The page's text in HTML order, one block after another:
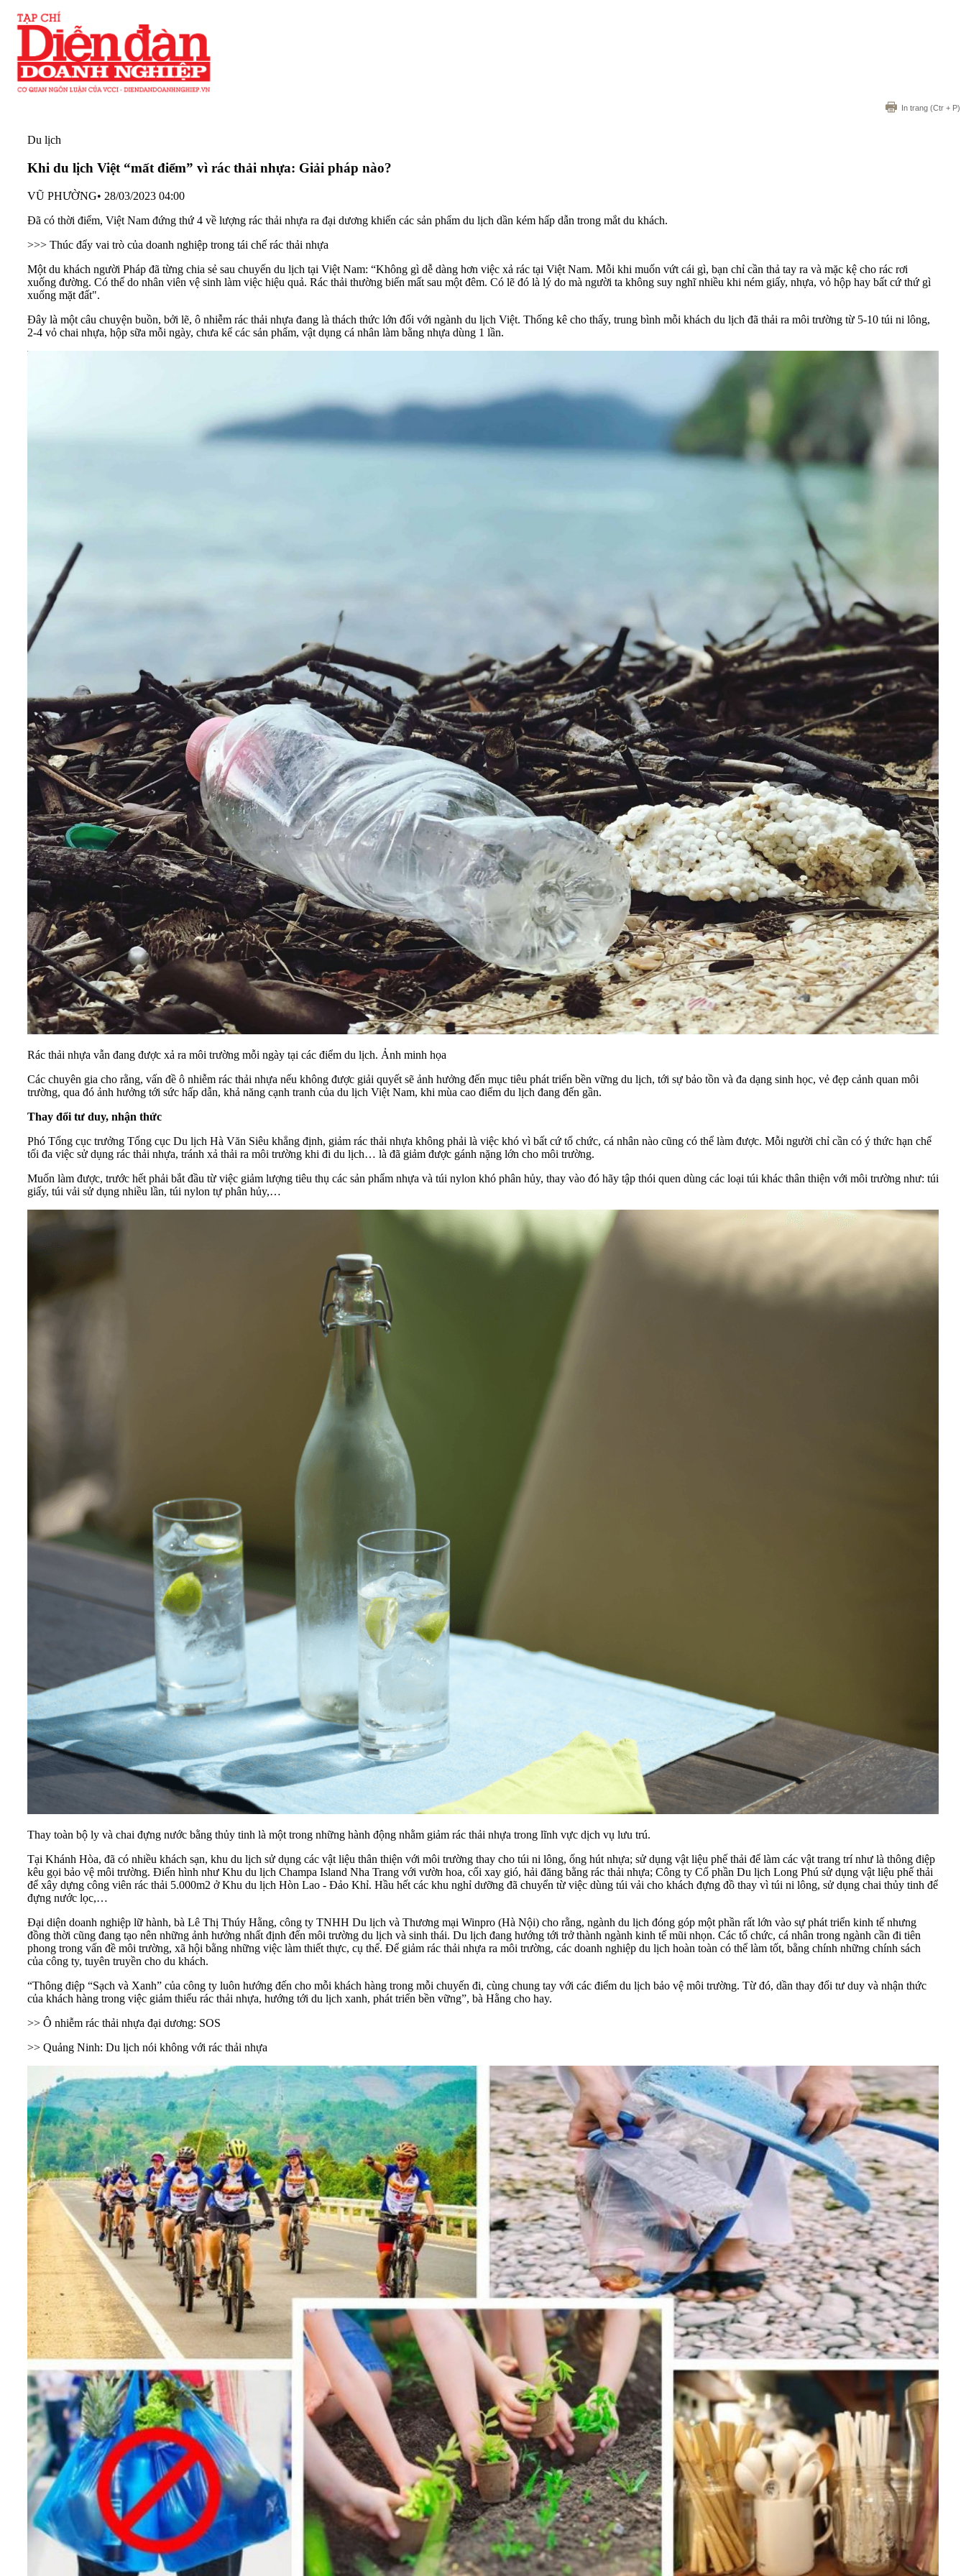
In trang (Ctr + P)
Du lịch
Khi du lịch Việt “mất điểm” vì rác thải nhựa: Giải pháp nào?
VŨ PHƯỜNG• 28/03/2023 04:00
Đã có thời điểm, Việt Nam đứng thứ 4 về lượng rác thải nhựa ra đại dương khiến các sản phẩm du lịch dần kém hấp dẫn trong mắt du khách.
>>> Thúc đẩy vai trò của doanh nghiệp trong tái chế rác thải nhựa
Một du khách người Pháp đã từng chia sẻ sau chuyến du lịch tại Việt Nam: “Không gì dễ dàng hơn việc xả rác tại Việt Nam. Mỗi khi muốn vứt cái gì, bạn chỉ cần thả tay ra và mặc kệ cho rác rơi
xuống đường. Có thể do nhân viên vệ sinh làm việc hiệu quả. Rác thải thường biến mất sau một đêm. Có lẽ đó là lý do mà người ta không suy nghĩ nhiều khi ném giấy, nhựa, vỏ hộp hay bất cứ thứ gì
xuống mặt đất".
Đây là một câu chuyện buồn, bởi lẽ, ô nhiễm rác thải nhựa đang là thách thức lớn đối với ngành du lịch Việt. Thống kê cho thấy, trung bình mỗi khách du lịch đã thải ra môi trường từ 5-10 túi ni lông,
2-4 vỏ chai nhựa, hộp sữa mỗi ngày, chưa kể các sản phẩm, vật dụng cá nhân làm bằng nhựa dùng 1 lần.
Rác thải nhựa vẫn đang được xả ra môi trường mỗi ngày tại các điểm du lịch. Ảnh minh họa
Các chuyên gia cho rằng, vấn đề ô nhiễm rác thải nhựa nếu không được giải quyết sẽ ảnh hưởng đến mục tiêu phát triển bền vững du lịch, tới sự bảo tồn và đa dạng sinh học, vẻ đẹp cảnh quan môi
trường, qua đó ảnh hưởng tới sức hấp dẫn, khả năng cạnh tranh của du lịch Việt Nam, khi mùa cao điểm du lịch đang đến gần.
Thay đổi tư duy, nhận thức
Phó Tổng cục trưởng Tổng cục Du lịch Hà Văn Siêu khẳng định, giảm rác thải nhựa không phải là việc khó vì bất cứ tổ chức, cá nhân nào cũng có thể làm được. Mỗi người chỉ cần có ý thức hạn chế
tối đa việc sử dụng rác thải nhựa, tránh xả thải ra môi trường khi đi du lịch… là đã giảm được gánh nặng lớn cho môi trường.
Muốn làm được, trước hết phải bắt đầu từ việc giảm lượng tiêu thụ các sản phẩm nhựa và túi nylon khó phân hủy, thay vào đó hãy tập thói quen dùng các loại túi khác thân thiện với môi trường như: túi
giấy, túi vải sử dụng nhiều lần, túi nylon tự phân hủy,…
Thay toàn bộ ly và chai đựng nước bằng thủy tinh là một trong những hành động nhằm giảm rác thải nhựa trong lĩnh vực dịch vụ lưu trú.
Tại Khánh Hòa, đã có nhiều khách sạn, khu du lịch sử dụng các vật liệu thân thiện với môi trường thay cho túi ni lông, ống hút nhựa; sử dụng vật liệu phế thải để làm các vật trang trí như là thông điệp
kêu gọi bảo vệ môi trường. Điển hình như Khu du lịch Champa Island Nha Trang với vườn hoa, cối xay gió, hải đăng bằng rác thải nhựa; Công ty Cổ phần Du lịch Long Phú sử dụng vật liệu phế thải
để xây dựng công viên rác thải 5.000m2 ở Khu du lịch Hòn Lao - Đảo Khỉ. Hầu hết các khu nghỉ dưỡng đã chuyển từ việc dùng túi vải cho khách đựng đồ thay vì túi ni lông, sử dụng chai thủy tinh để
đựng nước lọc,…
Đại diện doanh nghiệp lữ hành, bà Lê Thị Thúy Hằng, công ty TNHH Du lịch và Thương mại Winpro (Hà Nội) cho rằng, ngành du lịch đóng góp một phần rất lớn vào sự phát triển kinh tế nhưng
đồng thời cũng đang tạo nên những ảnh hưởng nhất định đến môi trường du lịch và sinh thái. Du lịch đang hướng tới trở thành ngành kinh tế mũi nhọn. Các tổ chức, cá nhân trong ngành cần đi tiên
phong trong vấn đề môi trường, xã hội bằng những việc làm thiết thực, cụ thể. Để giảm rác thải nhựa ra môi trường, các doanh nghiệp du lịch hoàn toàn có thể làm tốt, bằng chính những chính sách
của công ty, tuyên truyền cho du khách.
“Thông điệp “Sạch và Xanh” của công ty luôn hướng đến cho mỗi khách hàng trong mỗi chuyến đi, cùng chung tay với các điểm du lịch bảo vệ môi trường. Từ đó, dần thay đổi tư duy và nhận thức
của khách hàng trong việc giảm thiểu rác thải nhựa, hướng tới du lịch xanh, phát triển bền vững”, bà Hằng cho hay.
>> Ô nhiễm rác thải nhựa đại dương: SOS
>> Quảng Ninh: Du lịch nói không với rác thải nhựa